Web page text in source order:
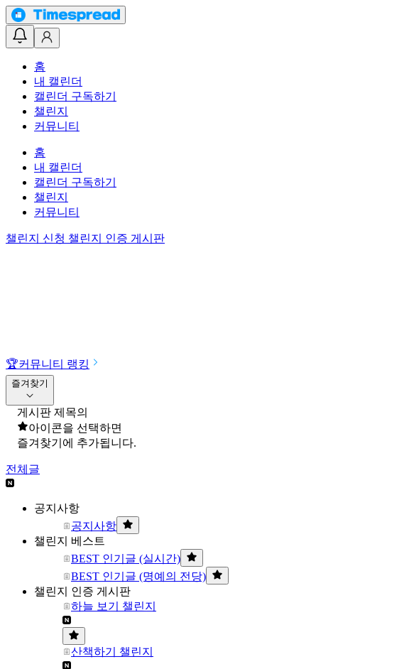
홈
내 캘린더
캘린더 구독하기
챌린지
커뮤니티
홈
내 캘린더
캘린더 구독하기
챌린지
커뮤니티
챌린지 신청 챌린지 인증 게시판
🏆커뮤니티 랭킹
즐겨찾기
게시판 제목의
아이콘을 선택하면
즐겨찾기에 추가됩니다.
전체글
공지사항
공지사항
챌린지 베스트
BEST 인기글 (실시간)
BEST 인기글 (명예의 전당)
챌린지 인증 게시판
하늘 보기 챌린지
산책하기 챌린지